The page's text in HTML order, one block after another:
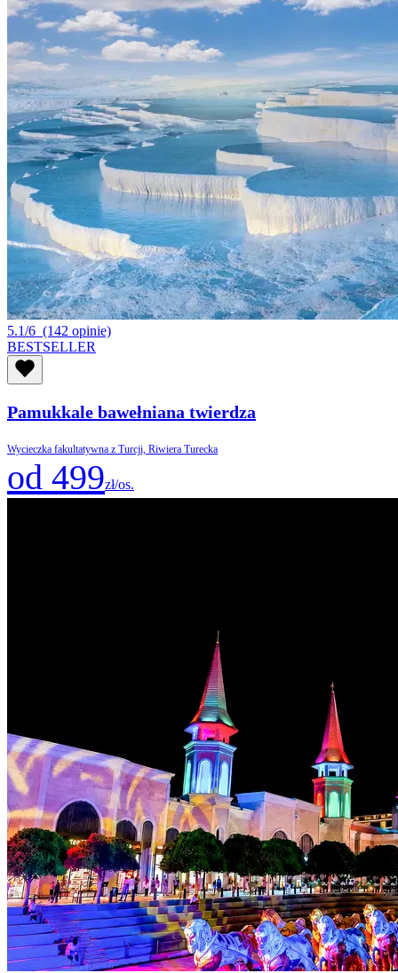
5.1/6 (142 opinie)
BESTSELLER
Pamukkale bawełniana twierdza
Wycieczka fakultatywna z Turcji, Riwiera Turecka
od 499zł/os.